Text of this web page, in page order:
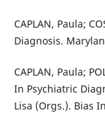
CAPLAN, Paula;
Diagnosis.
CAPLAN, Paula;
In Psychiatric
Lisa (Orgs.). Bias